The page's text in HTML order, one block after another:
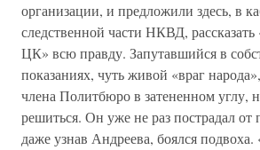
организации, и предложили здесь, в
следственной части НКВД,
ЦК» всю правду. Запутавшийся в
показаниях, чуть живой «враг
члена Политбюро в затененном углу,
решиться. Он уже не раз пострадал от
даже узнав Андреева, боялся